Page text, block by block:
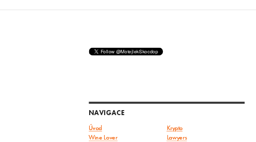
NAVIGACE
Úvod Krypto
Wine Lover
Lawyers